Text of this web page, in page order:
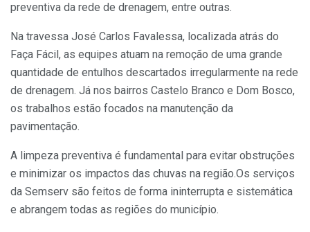
preventiva da rede de drenagem, entre outras.
Na travessa José Carlos Favalessa, localizada atrás do
Faça Fácil, as equipes atuam na remoção de uma grande
quantidade de entulhos descartados irregularmente na rede
de drenagem. Já nos bairros Castelo Branco e Dom Bosco,
os trabalhos estão focados na manutenção da
pavimentação.
A limpeza preventiva é fundamental para evitar obstruções
e minimizar os impactos das chuvas na região.Os serviços
da Semserv são feitos de forma ininterrupta e sistemática
e abrangem todas as regiões do município.